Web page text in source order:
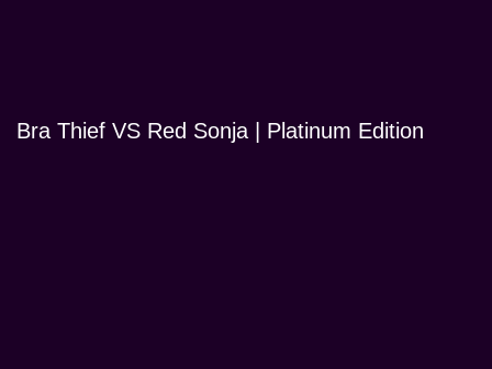
Bra Thief VS Red Sonja | Platinum Edition